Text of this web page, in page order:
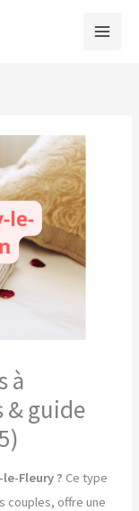
à
& guide
Fleury ? Ce type
couples, offre une